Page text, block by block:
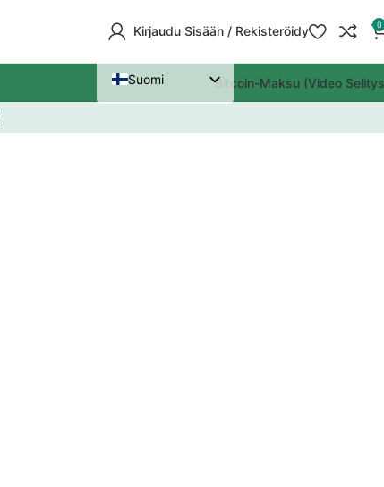
Kirjaudu Sisään / Rekisteröidy 0
Suomi
Deutsch
Bitcoin-Maksu (Video